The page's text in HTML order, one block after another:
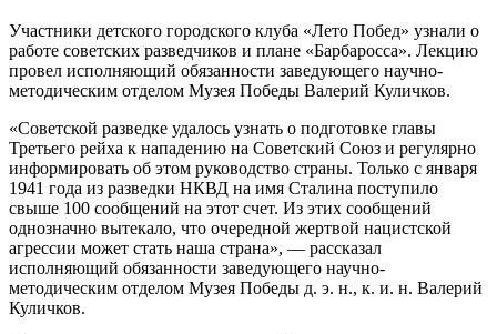
Участники детского городского клуба «Лето Побед» узнали о
работе советских разведчиков и плане «Барбаросса». Лекцию
провел исполняющий обязанности заведующего научно-
методическим отделом Музея Победы Валерий Куличков.
«Советской разведке удалось узнать о подготовке главы
Третьего рейха к нападению на Советский Союз и регулярно
информировать об этом руководство страны. Только с января
1941 года из разведки НКВД на имя Сталина поступило
свыше 100 сообщений на этот счет. Из этих сообщений
однозначно вытекало, что очередной жертвой нацистской
агрессии может стать наша страна», — рассказал
исполняющий обязанности заведующего научно-
методическим отделом Музея Победы д. э. н., к. и. н. Валерий
Куличков.